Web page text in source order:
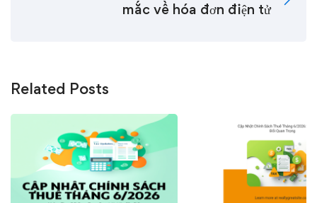
mắc về hóa đơn điện tử
Related Posts